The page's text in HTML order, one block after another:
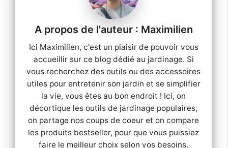
Maximilien
Ici Maximilien, c'est un plaisir de pouvoir vous
accueillir sur ce blog dédié au jardinage. Si
vous recherchez des outils ou des accessoires
utiles pour entretenir son jardin et se simplifier
la vie, vous êtes au bon endroit ! Ici, on
décortique les outils de jardinage populaires,
on partage nos coups de coeur et on compare
les produits bestseller, pour que vous puissiez
faire le meilleur choix selon vos besoins.